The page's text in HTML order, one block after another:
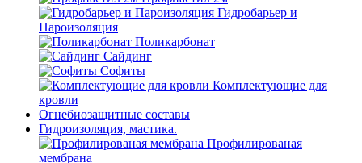
Гидробарьер и
Пароизоляция
Поликарбонат
Сайдинг
Софиты
Комплектующие для
кровли
Огнебиозащитные составы
Гидроизоляция, мастика.
Профилированая
мембрана